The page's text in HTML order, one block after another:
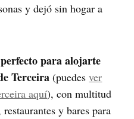
y dejó sin hogar a
para alojarte
Terceira(puedesver
aquí), con multitud
y bares para